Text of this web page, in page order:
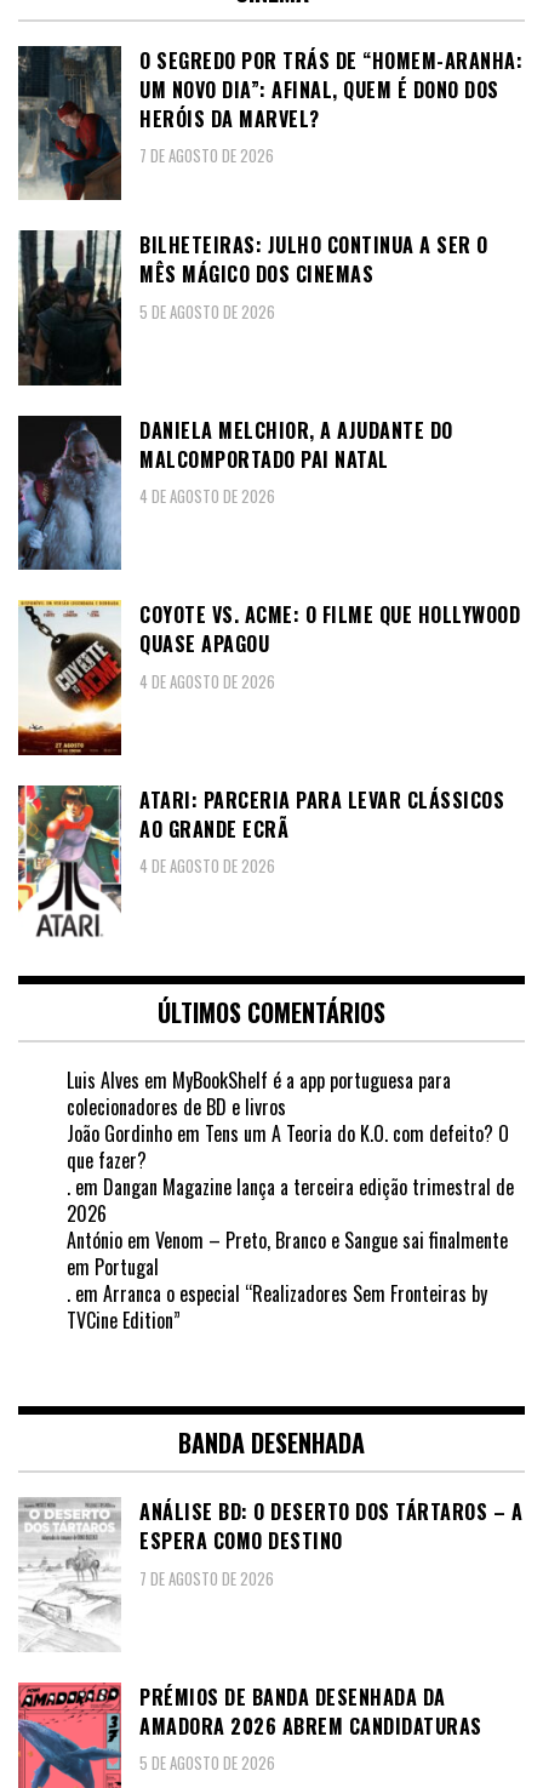
O SEGREDO POR TRÁS DE “HOMEM-ARANHA:
UM NOVO DIA”: AFINAL, QUEM É DONO DOS
HERÓIS DA MARVEL?
7 DE AGOSTO DE 2026
BILHETEIRAS: JULHO CONTINUA A SER O
MÊS MÁGICO DOS CINEMAS
5 DE AGOSTO DE 2026
DANIELA MELCHIOR, A AJUDANTE DO
MALCOMPORTADO PAI NATAL
4 DE AGOSTO DE 2026
COYOTE VS. ACME: O FILME QUE HOLLYWOOD
QUASE APAGOU
4 DE AGOSTO DE 2026
ATARI: PARCERIA PARA LEVAR CLÁSSICOS
AO GRANDE ECRÃ
4 DE AGOSTO DE 2026
ÚLTIMOS COMENTÁRIOS
Luis Alves em MyBookShelf é a app portuguesa para
colecionadores de BD e livros
João Gordinho em Tens um A Teoria do K.O. com defeito? O
que fazer?
. em Dangan Magazine lança a terceira edição trimestral de
2026
António em Venom – Preto, Branco e Sangue sai finalmente
em Portugal
. em Arranca o especial “Realizadores Sem Fronteiras by
TVCine Edition”
BANDA DESENHADA
ANÁLISE BD: O DESERTO DOS TÁRTAROS – A
ESPERA COMO DESTINO
7 DE AGOSTO DE 2026
PRÉMIOS DE BANDA DESENHADA DA
AMADORA 2026 ABREM CANDIDATURAS
5 DE AGOSTO DE 2026